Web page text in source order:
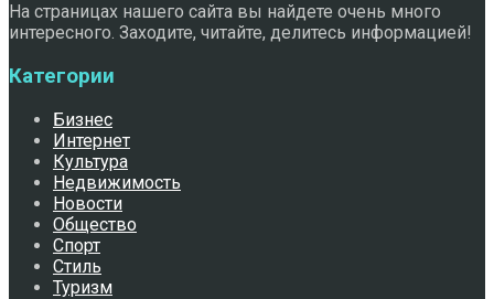
На страницах нашего сайта вы найдете очень много
интересного. Заходите, читайте, делитесь информацией!
Категории
Бизнес
Интернет
Культура
Недвижимость
Новости
Общество
Спорт
Стиль
Туризм